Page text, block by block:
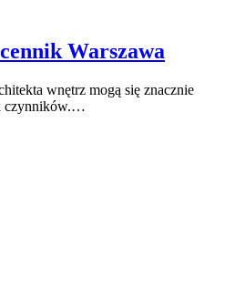
Warszawa
wnętrz mogą się znacznie
czynników.…